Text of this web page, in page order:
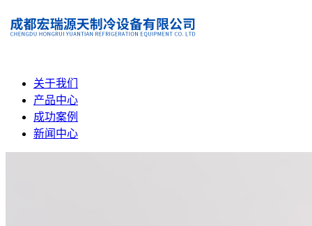
关于我们
产品中心
成功案例
新闻中心